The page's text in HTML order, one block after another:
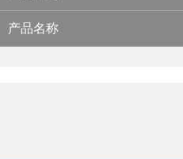
产品名称